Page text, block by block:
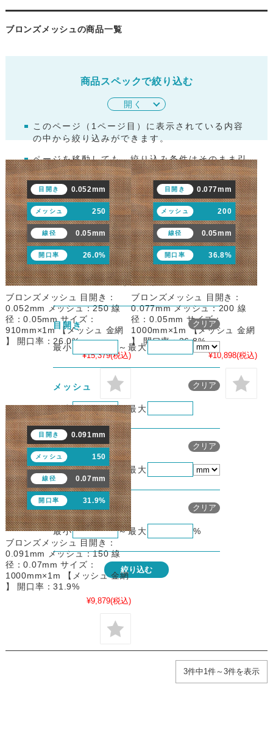
ブロンズメッシュの商品一覧
商品スペックで絞り込む
開く
このページ（ 1 ページ目）に表示されている内容
の中から絞り込みができます。
ページを移動しても、絞り込み条件はそのまま引
き継がれます。
未入力の項目は、絞り込み条件に含まれません。
「最大のみ」「最小のみ」片方のみの指定も可能
です。
「目開き」や「線径･糸径」は、単位をプルダウ
ンで「mm」「μm」から選択できます。どちら
の単位で入力しても、自動的に換算され、両方の
表記の商品が対象になります。
目開き
最小 ～ 最大
メッシュの絞り込み条
クリア
メッシュ
最小 ～最大
メッシュの絞り込み条
クリア
線径･糸径
最小 ～最大
メッシュの絞り込み条
クリア
開口率
最小 ～最大 %
メッシュの絞り込み条
クリア
絞り込む
目開き 0.052mm
メッシュ 250
線径 0.05mm
開口率 26.0%
ブロンズメッシュ 目開き：
0.052mm メッシュ：250 線
径：0.05mm サイズ：
910mm×1m 【メッシュ 金網
】 開口率：26.0%
¥15,379(税込)
目開き 0.077mm
メッシュ 200
線径 0.05mm
開口率 36.8%
ブロンズメッシュ 目開き：
0.077mm メッシュ：200 線
径：0.05mm サイズ：
1000mm×1m 【メッシュ 金網
】 開口率：36.8%
¥10,898(税込)
目開き 0.091mm
メッシュ 150
線径 0.07mm
開口率 31.9%
ブロンズメッシュ 目開き：
0.091mm メッシュ：150 線
径：0.07mm サイズ：
1000mm×1m 【メッシュ 金網
】 開口率：31.9%
¥9,879(税込)
3件中1件～3件を表示